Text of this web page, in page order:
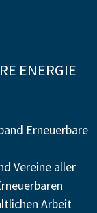
ENERGIE
Erneuerbare
Vereine aller
Arbeit